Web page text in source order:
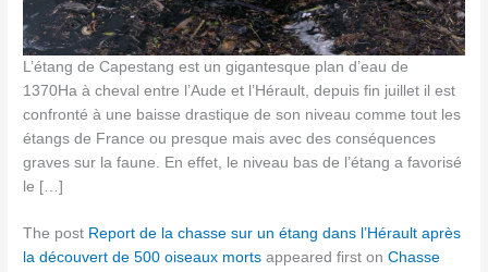
L’étang de Capestang est un gigantesque plan d’eau de
1370Ha à cheval entre l’Aude et l’Hérault, depuis fin juillet il est
confronté à une baisse drastique de son niveau comme tout les
étangs de France ou presque mais avec des conséquences
graves sur la faune. En effet, le niveau bas de l’étang a favorisé
le […]
The post Report de la chasse sur un étang dans l’Hérault après
la découvert de 500 oiseaux morts appeared first onChasse